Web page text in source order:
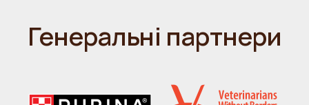
Генеральні партнери